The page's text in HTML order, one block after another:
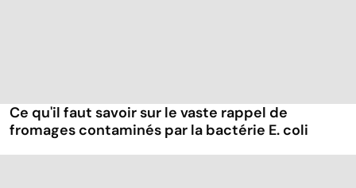
Ce qu'il faut savoir sur le vaste rappel de
fromages contaminés par la bactérie E. coli